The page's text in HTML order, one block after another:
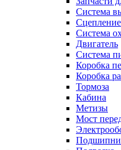
Система
Сцепление
Система
Двигатель
Система
Коробка
Коробка
Тормоза
Кабина
Метизы
Мост